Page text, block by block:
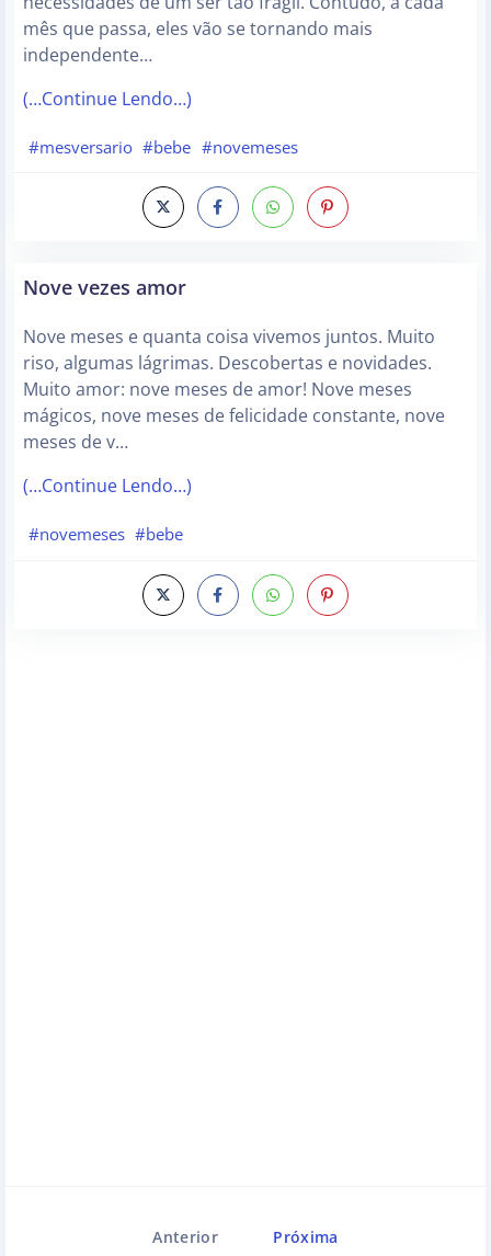
mês que passa, eles vão se tornando mais
independente…
(…Continue Lendo…)
#mesversario #bebe #novemeses
Nove vezes amor
Nove meses e quanta coisa vivemos juntos. Muito
riso, algumas lágrimas. Descobertas e novidades.
Muito amor: nove meses de amor! Nove meses
mágicos, nove meses de felicidade constante, nove
meses de v…
(…Continue Lendo…)
#novemeses #bebe
Anterior Próxima